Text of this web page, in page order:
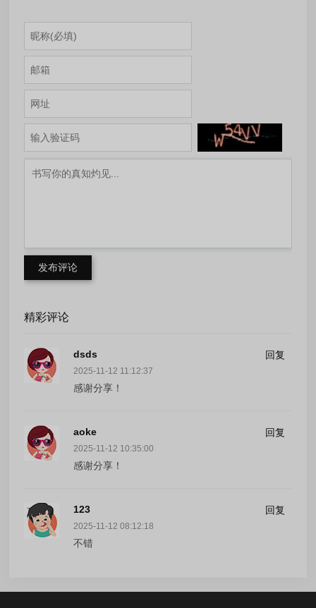
发布评论
精彩评论
dsds 回复
2025-11-12 11:12:37
感谢分享！
aoke 回复
2025-11-12 10:35:00
感谢分享！
123 回复
2025-11-12 08:12:18
不错